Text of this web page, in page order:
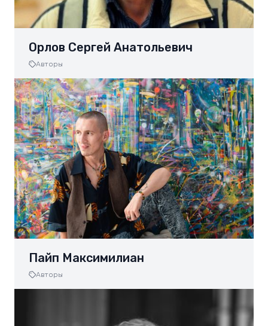
Орлов Сергей Анатольевич
Авторы
Пайп Максимилиан
Авторы